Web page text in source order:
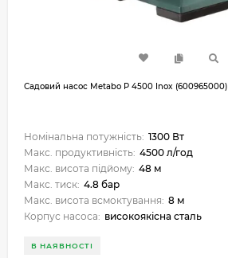
Садовий насос Metabo P 4500 Inox (600965000)
Номінальна потужність: 1300 Вт
Макс. продуктивність: 4500 л/год
Макс. висота підйому: 48 м
Макс. тиск: 4.8 бар
Макс. висота всмоктування: 8 м
Корпус насоса: високоякісна сталь
В НАЯВНОСТІ